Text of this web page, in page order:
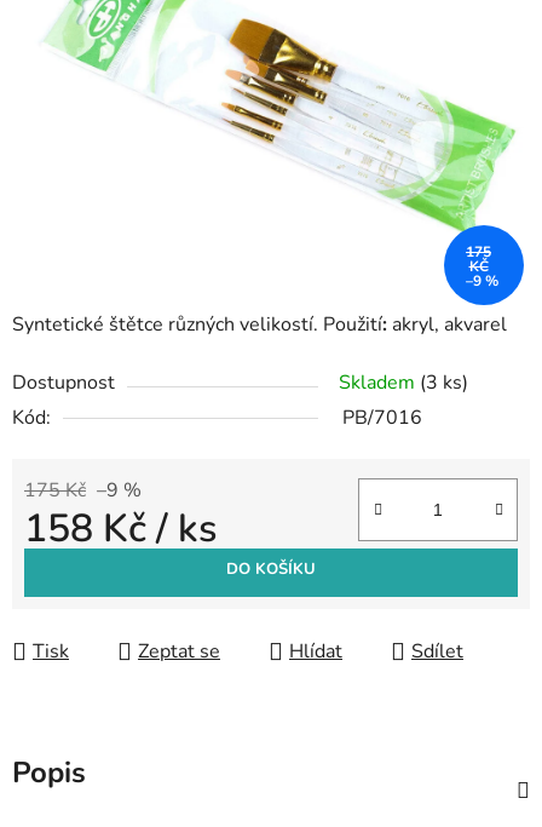
Syntetické štětce různých velikostí. Použití: akryl, akvarel
Dostupnost Skladem (3 ks)
Kód:
PB/7016
175 Kč –9 %
158 Kč/ ks
DO KOŠÍKU
Tisk Zeptat se Hlídat Sdílet
175
KČ
–9 %
Popis